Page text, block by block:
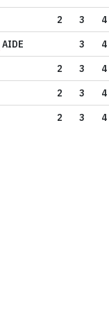
2 3 4
AIDE 3 4
2 3 4
2 3 4
2 3 4